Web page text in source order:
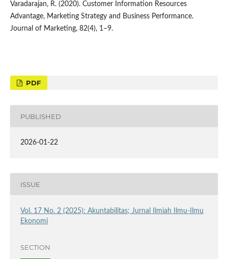
Varadarajan, R. (2020). Customer Information Resources
Advantage, Marketing Strategy and Business Performance.
Journal of Marketing, 82(4), 1–9.
PDF
PUBLISHED
2026-01-22
ISSUE
Vol. 17 No. 2 (2025): Akuntabilitas; Jurnal Ilmiah Ilmu-Ilmu
Ekonomi
SECTION